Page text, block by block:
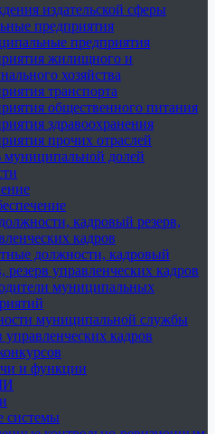
издательской сферы
предприятия
предприятия
жилищного и
хозяйства
транспорта
общественного питания
здравоохранения
прочих отраслей
долей
кадровый резерв,
кадров
должности, кадровый
резерв управленческих кадров
муниципальных
муниципальной службы
управленческих кадров
и функции
системы